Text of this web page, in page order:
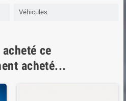
Véhicules
ce
acheté...